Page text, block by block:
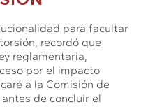
para facultar
recordó que
reglamentaria,
por el impacto
a la Comisión de
de concluir el